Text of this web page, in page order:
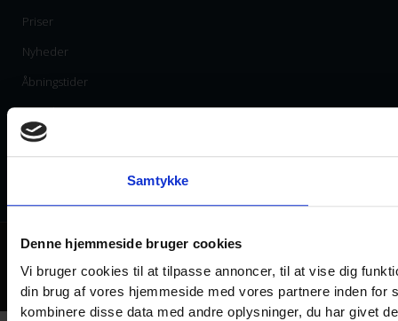
Samtykke
Denne hjemmeside bruger cookies
Vi bruger cookies til at tilpasse annoncer, til at vise dig
din brug af vores hjemmeside med vores partnere inden for
kombinere disse data med andre oplysninger, du har givet
Priser
Nyheder
Åbningstider
Kontakt
2019 © All rights reserved - Aalborg kiropraktik og fys | CVR-nr. 32403980
Slaxdigital.dk